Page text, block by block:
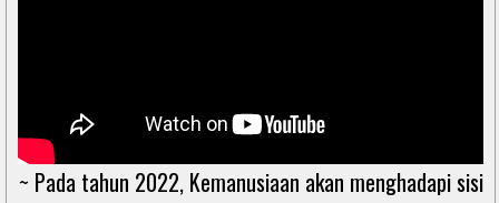
~ Pada tahun 2022, Kemanusiaan akan menghadapi sisi